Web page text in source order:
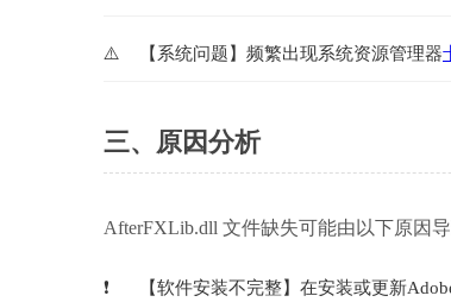
【系统问题】频繁出现系统资源管理器
三、原因分析
AfterFXLib.dll 文件缺失可能由以下原因导
【软件安装不完整】在安装或更新